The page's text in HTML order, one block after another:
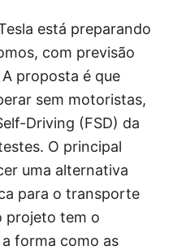
está preparando
com previsão
proposta é que
sem motoristas,
Driving (FSD) da
O principal
uma alternativa
para o transporte
projeto tem o
forma como as